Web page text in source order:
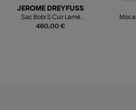
480,00 €
JEROME DREYFUSS
Sac Bobi S Cuir Lamé
Champagne